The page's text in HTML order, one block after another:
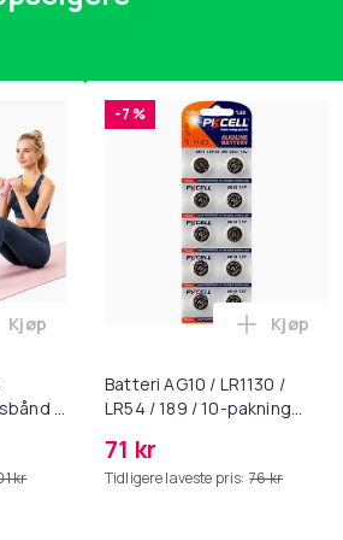
-
kr
Legg Magetrener, 6-rørs fotpedal
Kjøp
-7 %
Batteri AG10 / LR1130 /
LR54 / 189 / 10-pakning
71 kr
Tidligere laveste pris: 76 kr
Legg
Kjøp